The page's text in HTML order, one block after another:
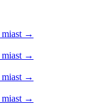
miast →
miast →
miast →
miast →